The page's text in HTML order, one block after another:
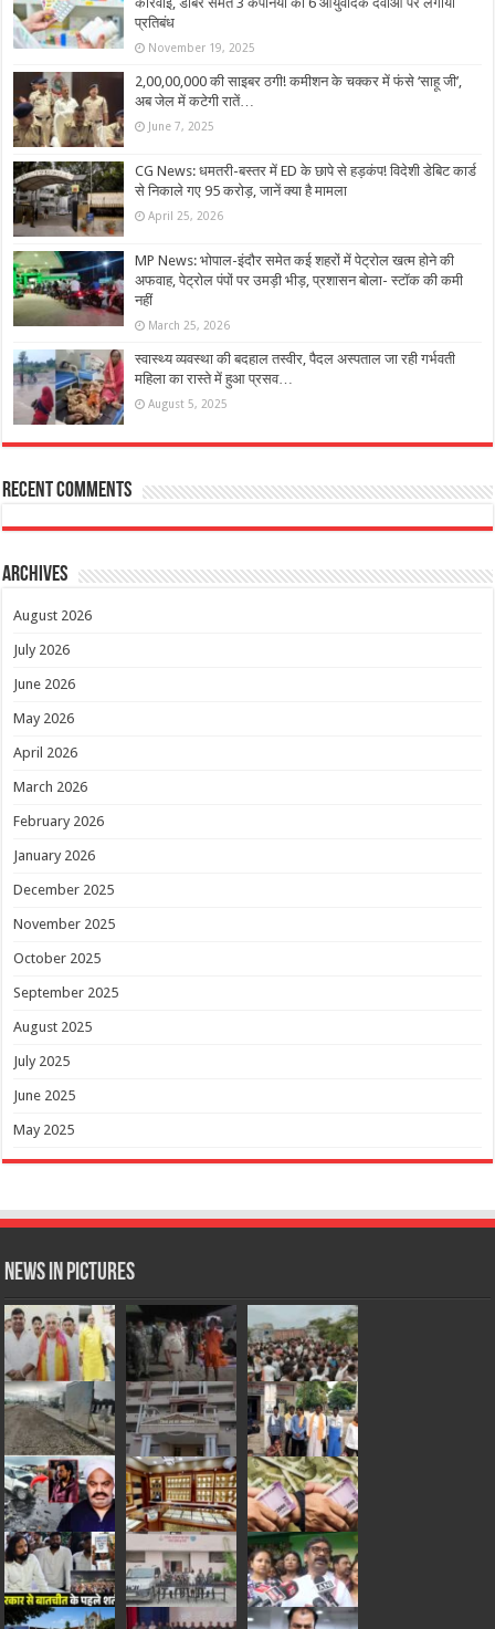
प्रतिबंध
November 19, 2025
2,00,00,000 की साइबर ठगी! कमीशन के चक्कर में फंसे ‘साहू जी’,
अब जेल में कटेगी रातें…
June 7, 2025
CG News: धमतरी-बस्तर में ED के छापे से हड़कंप! विदेशी डेबिट कार्ड
से निकाले गए 95 करोड़, जानें क्या है मामला
April 25, 2026
MP News: भोपाल-इंदौर समेत कई शहरों में पेट्रोल खत्म होने की
अफवाह, पेट्रोल पंपों पर उमड़ी भीड़, प्रशासन बोला- स्टॉक की कमी
नहीं
March 25, 2026
स्वास्थ्य व्यवस्था की बदहाल तस्वीर, पैदल अस्पताल जा रही गर्भवती
महिला का रास्ते में हुआ प्रसव…
August 5, 2025
Recent Comments
Archives
August 2026
July 2026
June 2026
May 2026
April 2026
March 2026
February 2026
January 2026
December 2025
November 2025
October 2025
September 2025
August 2025
July 2025
June 2025
May 2025
News in Pictures